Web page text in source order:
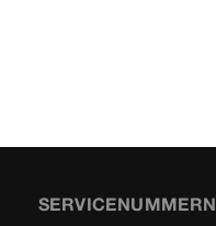
SERVICENUMMERN